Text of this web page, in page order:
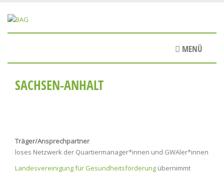
zum
MENÜ
SACHSEN-ANHALT
Träger/Ansprechpartner
loses Netzwerk der Quartiermanager*innen und GWAler*innen
Landesvereinigung für Gesundheitsförderung übernimmt